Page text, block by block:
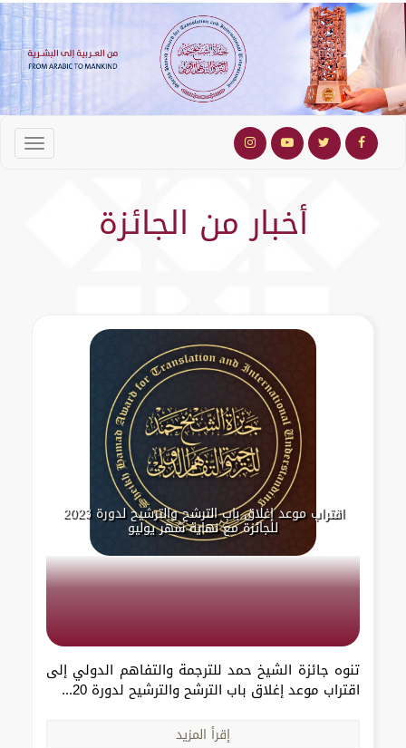
أخبار من الجائزة
اقتراب موعد إغلاق باب الترشح والترشيح لدورة 2023
للجائزة مع نهاية شهر يوليو
تنوه جائزة الشيخ حمد للترجمة والتفاهم الدولي إلى
اقتراب موعد إغلاق باب الترشح والترشيح لدورة 20...
إقرأ المزيد